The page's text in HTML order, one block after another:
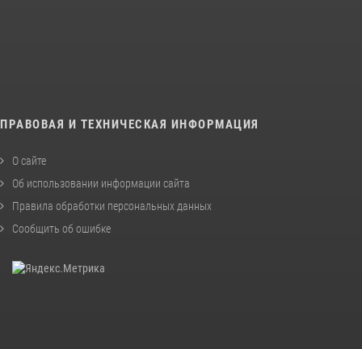
ПРАВОВАЯ И ТЕХНИЧЕСКАЯ ИНФОРМАЦИЯ
О сайте
Об использовании информации сайта
Правила обработки персональных данных
Сообщить об ошибке